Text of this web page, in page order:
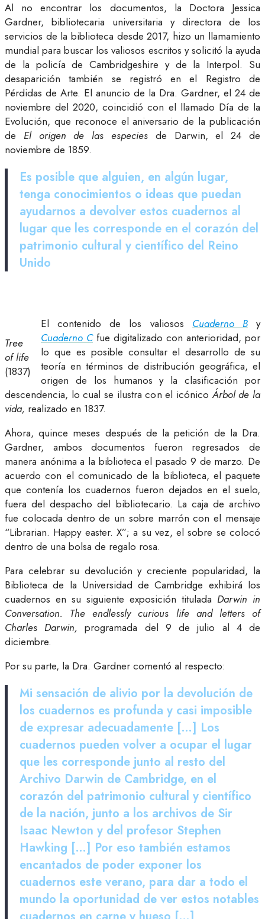
Al no encontrar los documentos, la Doctora Jessica
Gardner, bibliotecaria universitaria y directora de los
servicios de la biblioteca desde 2017, hizo un llamamiento
mundial para buscar los valiosos escritos y solicitó la ayuda
de la policía de Cambridgeshire y de la Interpol. Su
desaparición también se registró en el Registro de
Pérdidas de Arte. El anuncio de la Dra. Gardner, el 24 de
noviembre del 2020, coincidió con el llamado Día de la
Evolución, que reconoce el aniversario de la publicación
de El origen de las especies de Darwin, el 24 de
noviembre de 1859.
Es posible que alguien, en algún lugar,
tenga conocimientos o ideas que puedan
ayudarnos a devolver estos cuadernos al
lugar que les corresponde en el corazón del
patrimonio cultural y científico del Reino
Unido
Tree
of life
(1837)
El contenido de los valiosos Cuaderno B y
Cuaderno Cfue digitalizado con anterioridad, por
lo que es posible consultar el desarrollo de su
teoría en términos de distribución geográfica, el
origen de los humanos y la clasificación por
descendencia, lo cual se ilustra con el icónicoÁrbol de la
vida, realizado en 1837.
Ahora, quince meses después de la petición de la Dra.
Gardner, ambos documentos fueron regresados de
manera anónima a la biblioteca el pasado 9 de marzo. De
acuerdo con el comunicado de la biblioteca, el paquete
que contenía los cuadernos fueron dejados en el suelo,
fuera del despacho del bibliotecario. La caja de archivo
fue colocada dentro de un sobre marrón con el mensaje
“Librarian. Happy easter. X”; a su vez, el sobre se colocó
dentro de una bolsa de regalo rosa.
Para celebrar su devolución y creciente popularidad, la
Biblioteca de la Universidad de Cambridge exhibirá los
cuadernos en su siguiente exposición titulada Darwin in
Conversation. The endlessly curious life and letters of
Charles Darwin,programada del 9 de julio al 4 de
diciembre.
Por su parte, la Dra. Gardner comentó al respecto:
Mi sensación de alivio por la devolución de
los cuadernos es profunda y casi imposible
de expresar adecuadamente […] Los
cuadernos pueden volver a ocupar el lugar
que les corresponde junto al resto del
Archivo Darwin de Cambridge, en el
corazón del patrimonio cultural y científico
de la nación, junto a los archivos de Sir
Isaac Newton y del profesor Stephen
Hawking […] Por eso también estamos
encantados de poder exponer los
cuadernos este verano, para dar a todo el
mundo la oportunidad de ver estos notables